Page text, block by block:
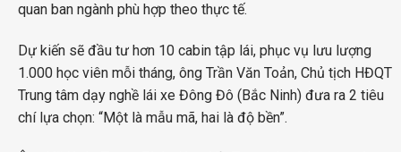
quan ban ngành phù hợp theo thực tế.
Dự kiến sẽ đầu tư hơn 10 cabin tập lái, phục vụ lưu lượng
1.000 học viên mỗi tháng, ông Trần Văn Toản, Chủ tịch HĐQT
Trung tâm dạy nghề lái xe Đông Đô (Bắc Ninh) đưa ra 2 tiêu
chí lựa chọn: “Một là mẫu mã, hai là độ bền”.